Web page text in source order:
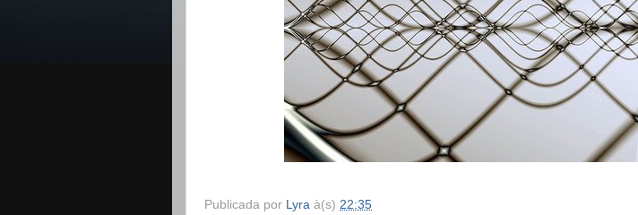
Publicada por Lyra à(s) 22:35